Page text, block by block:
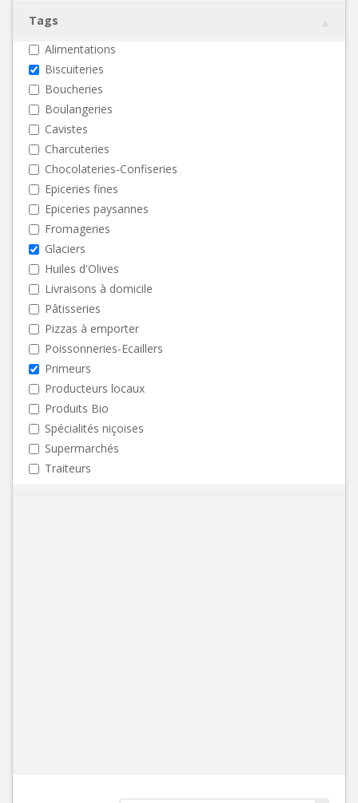
Tags
Alimentations
Biscuiteries
Boucheries
Boulangeries
Cavistes
Charcuteries
Chocolateries-Confiseries
Epiceries fines
Epiceries paysannes
Fromageries
Glaciers
Huiles d'Olives
Livraisons à domicile
Pâtisseries
Pizzas à emporter
Poissonneries-Ecaillers
Primeurs
Producteurs locaux
Produits Bio
Spécialités niçoises
Supermarchés
Traiteurs